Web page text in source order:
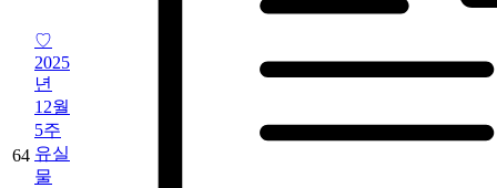
64
♡
2025
년
12월
5주
유실
물